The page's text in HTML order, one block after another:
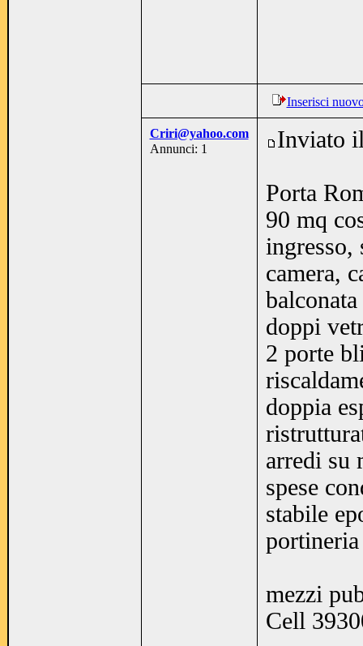
Inserisci
Criri@yahoo.com
Annunci: 1
Inviato
Porta
90 mq
ingresso,
camera,
balconata
doppi
2 porte
doppia
arredi su
spese
stabile
portineria
mezzi
Cell